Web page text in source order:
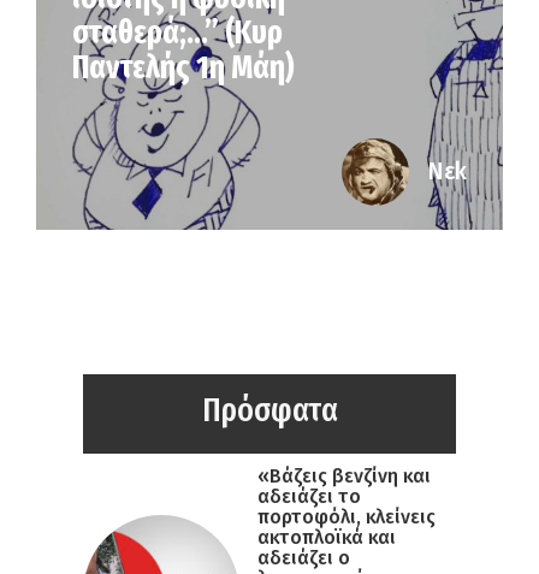
σταθερά;…” (Κυρ
Παντελής 1η Μάη)
Νεk
Πρόσφατα
«Βάζεις βενζίνη και
αδειάζει το
πορτοφόλι, κλείνεις
ακτοπλοϊκά και
αδειάζει ο